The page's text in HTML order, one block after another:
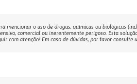
mencionar o uso de drogas, químicas ou biológicas
comercial ou inerentemente perigoso. Esta
com atenção! Em caso de dúvidas, por favor consulte